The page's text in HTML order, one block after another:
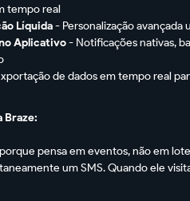
tempo real
Líquida- Personalização
Aplicativo- Notificações nativas,
de dados em tempo real
Braze:
pensa em eventos, não em
um SMS. Quando ele